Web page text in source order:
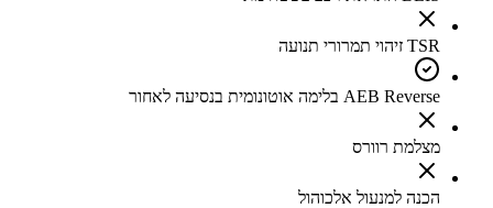
TSR זיהוי תמרורי תנועה
AEB Reverse בלימה אוטונומית בנסיעה לאחור
מצלמת רוורס
הכנה למנעול אלכוהול